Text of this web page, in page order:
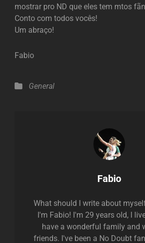
mostrar pro ND que eles tem mtos
Conto com todos vocês!
Um abraço!
Fabio
Categories
General
Author:
Fabio
What should I write about
I'm Fabio! I'm 29 years old, I
have a wonderful family and
friends. I've been a No Doubt